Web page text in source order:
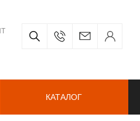
КАТАЛОГ